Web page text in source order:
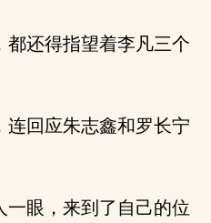
还得指望着李凡三个
回应朱志鑫和罗长宁
眼，来到了自己的位